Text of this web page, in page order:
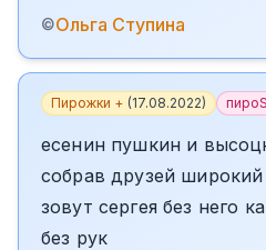
©Ольга Ступина
Пирожки + (17.08.2022)
есенин пушкин и
собрав друзей широкий
зовут сергея без него
без рук